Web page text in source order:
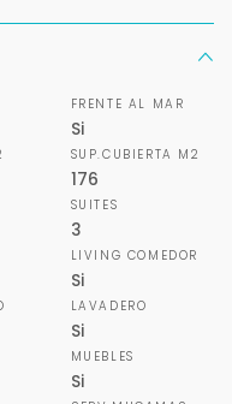
FRENTE AL MAR
Si
SUP.CUBIERTA M2
176
SUITES
3
LIVING COMEDOR
Si
LAVADERO
Si
MUEBLES
Si
rápido
tu consulta en el